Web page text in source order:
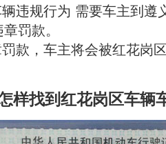
违规行为 需要车主到遵
罚款。
款，车主将会被红花岗
样找到红花岗区车辆